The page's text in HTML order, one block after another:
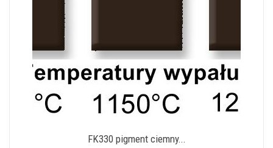
FK330 pigment ciemny...